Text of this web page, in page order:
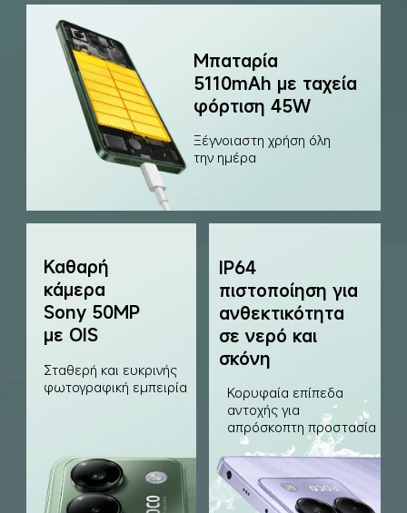
Μπαταρία
5110mAh με ταχεία
φόρτιση 45W
Ξέγνοιαστη χρήση όλη
την ημέρα
Καθαρή
κάμερα
Sony 50MP
με OIS
Σταθερή και ευκρινής
φωτογραφική εμπειρία
IP64
πιστοποίηση για
ανθεκτικότητα
σε νερό και
σκόνη
Κορυφαία επίπεδα
αντοχής για
απρόσκοπτη προστασία